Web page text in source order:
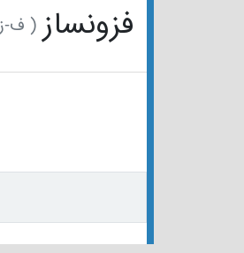
فزونساز ( ف-ز-و-ن-س-ا-ز )